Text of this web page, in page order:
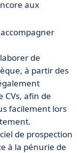
aux
de
à partir des
CVs, afin de
facilement lors
de prospection
à la pénurie de